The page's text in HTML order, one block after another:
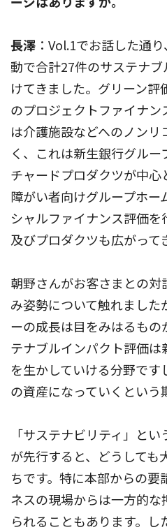
長澤 ：Vol.1でお話した通
動で合計27件のサステナ
けてきました。グリーン
のプロジェクトファイナ
は介護施設などへのノンリ
く、これは新生銀行グル
チャードプロダクツが中心
障がい者向けグループホー
シャルファイナンス評価を
及びプロダクツも広がって
朝野さんがお客さまとの
み姿勢について触れまし
ーの成長は目をみはるもの
テナブルインパクト評価
を生かしていける分野で
の資産になっていくという
「サステナビリティ」と
が先行すると、どうしても
ちです。特に本部からの要
ネスの現場からは一方的
られることもあります。